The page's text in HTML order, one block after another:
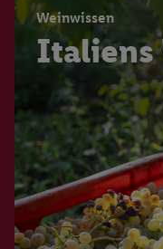
Weinwissen
Italiens